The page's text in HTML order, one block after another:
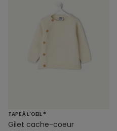
TAPE À L'OEIL ®
Gilet cache-coeur